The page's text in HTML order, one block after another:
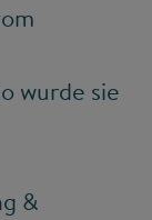
wurde sie
&